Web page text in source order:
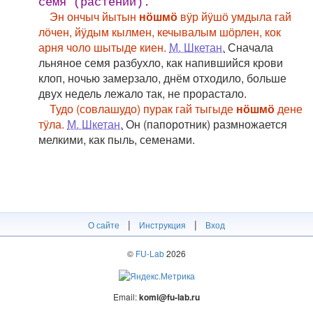
Эн ончыч йытын нӧшмӧ вӱр йӱшӧ умдыла гай
лӧчен, йӱдым кылмен, кечывалым шӧрлен, кок
арня чоло шытыде киен. М. Шкетан. Сначала
льняное семя разбухло, как напившийся крови
клоп, ночью замерзало, днём отходило, больше
двух недель лежало так, не прорастало.
Тудо (совлашудо) пурак гай тыгыде нӧшмӧдене
тӱла. М. Шкетан. Он (папоротник) размножается
мелкими, как пыль, семенами.
О сайте | Инструкция | Вход
© FU-Lab2026
Email:komi@fu-lab.ru